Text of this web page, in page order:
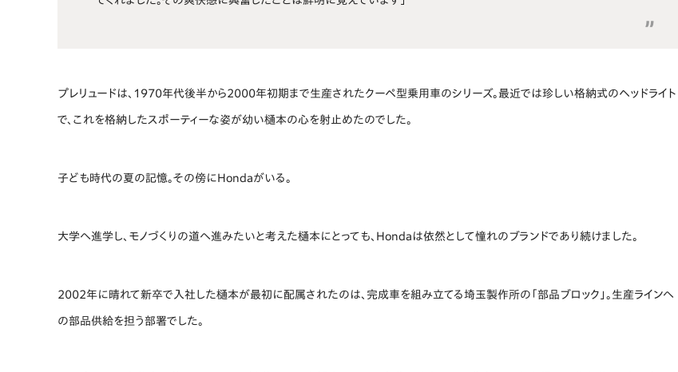
プレリュードは、1970年代後半から2000年初期まで生産されたクーペ型乗用車のシリーズ。最近では珍しい格納式のヘッドライト
で、これを格納したスポーティーな姿が幼い樋本の心を射止めたのでした。
子ども時代の夏の記憶。その傍にHondaがいる。
大学へ進学し、モノづくりの道へ進みたいと考えた樋本にとっても、Hondaは依然として憧れのブランドであり続けました。
2002年に晴れて新卒で入社した樋本が最初に配属されたのは、完成車を組み立てる埼玉製作所の「部品ブロック」。生産ラインへ
の部品供給を担う部署でした。